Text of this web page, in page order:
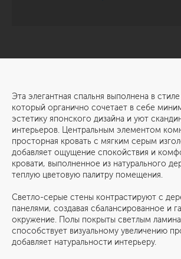
Эта элегантная спальня выполнена в
который органично сочетает в себе
эстетику японского дизайна и уют
интерьеров. Центральным элементом
просторная кровать с мягким серым
добавляет ощущение спокойствия и
кровати, выполненное из натурального
теплую цветовую палитру помещения.
Светло-серые стены контрастируют с
панелями, создавая сбалансированное и
окружение. Полы покрыты светлым
способствует визуальному увеличению
добавляет натуральности интерьеру.